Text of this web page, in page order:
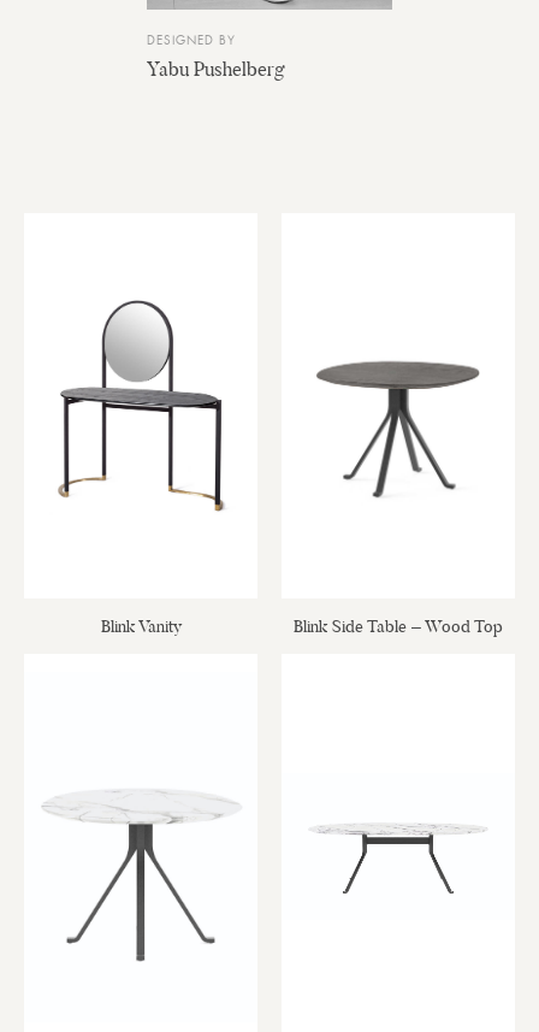
DESIGNED BY
Yabu Pushelberg
Blink Vanity Blink Side Table – Wood Top